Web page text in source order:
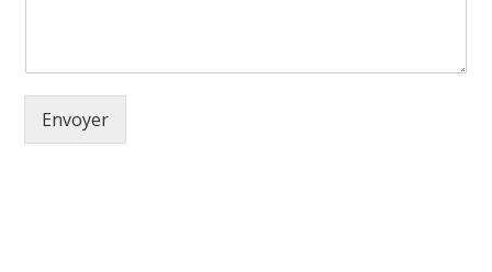
l
e
Envoyer